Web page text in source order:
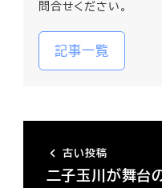
問合せください。
記事一覧
古い投稿
二子玉川が舞台